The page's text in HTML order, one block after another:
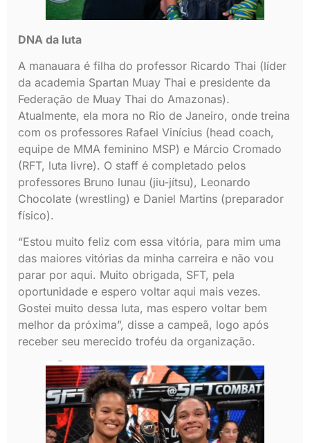
DNA da luta
A manauara é filha do professor Ricardo Thai (líder
da academia Spartan Muay Thai e presidente da
Federação de Muay Thai do Amazonas).
Atualmente, ela mora no Rio de Janeiro, onde treina
com os professores Rafael Vinícius (head coach,
equipe de MMA feminino MSP) e Márcio Cromado
(RFT, luta livre). O staff é completado pelos
professores Bruno lunau (jiu-jítsu), Leonardo
Chocolate (wrestling) e Daniel Martins (preparador
físico).
“Estou muito feliz com essa vitória, para mim uma
das maiores vitórias da minha carreira e não vou
parar por aqui. Muito obrigada, SFT, pela
oportunidade e espero voltar aqui mais vezes.
Gostei muito dessa luta, mas espero voltar bem
melhor da próxima”, disse a campeã, logo após
receber seu merecido troféu da organização.